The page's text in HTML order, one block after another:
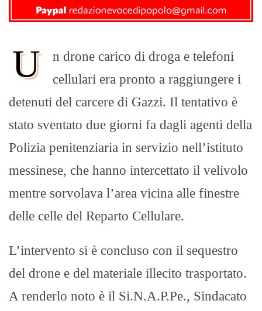
U
n drone carico di droga e telefoni
cellulari era pronto a raggiungere i
detenuti del carcere di Gazzi. Il tentativo è
stato sventato due giorni fa dagli agenti della
Polizia penitenziaria in servizio nell’istituto
messinese, che hanno intercettato il velivolo
mentre sorvolava l’area vicina alle finestre
delle celle del Reparto Cellulare.
L’intervento si è concluso con il sequestro
del drone e del materiale illecito trasportato.
A renderlo noto è il Si.N.A.P.Pe., Sindacato